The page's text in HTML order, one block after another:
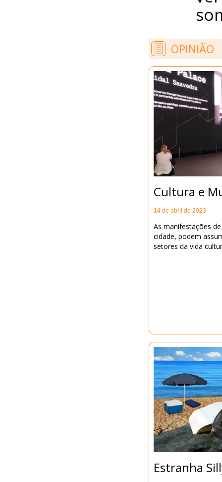
OPINIÃO
Cultura e
14 de abril de 2023
As manifestações
cidade, podem
setores da vida
Estranha